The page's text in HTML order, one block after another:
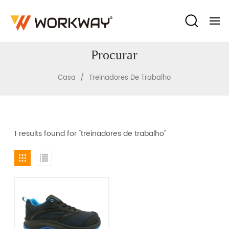
Procurar
Casa / Treinadores De Trabalho
1 results found for "treinadores de trabalho"